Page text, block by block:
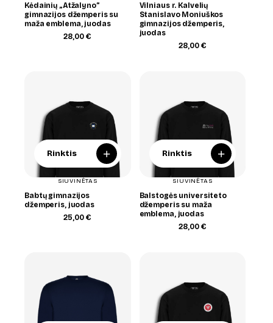
Kėdainių „Atžalyno”
gimnazijos džemperis su
maža emblema, juodas
28,00€
Vilniaus r. Kalvelių
Stanislavo Moniuškos
gimnazijos džemperis,
juodas
28,00 €
Rinktis +
SIUVINĖTAS
Babtų gimnazijos
džemperis, juodas
25,00€
Rinktis +
SIUVINĖTAS
Balstogės universiteto
džemperis su maža
emblema, juodas
28,00 €